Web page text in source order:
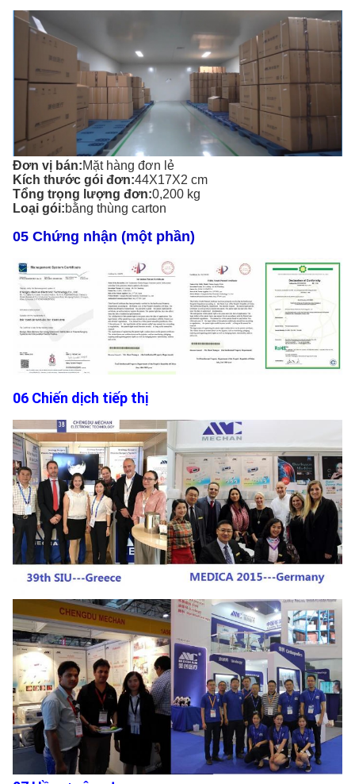
Đơn vị bán:Mặt hàng đơn lẻ
Kích thước gói đơn:44X17X2 cm
Tổng trọng lượng đơn:0,200 kg
Loại gói:bằng thùng carton
05 Chứng nhận (một phần)
06 Chiến dịch tiếp thị